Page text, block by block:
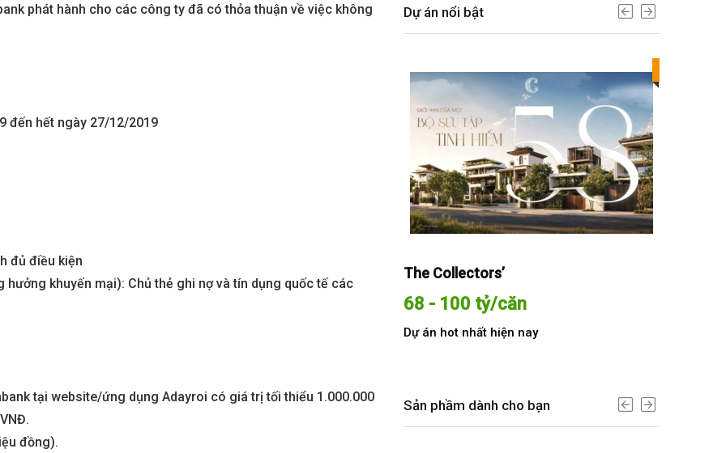
phát hành cho các công ty đã có thỏa thuận về việc không
đến hết ngày 27/12/2019
đủ điều kiện
khuyến mại): Chủ thẻ ghi nợ và tín dụng quốc tế các
tại website/ứng dụng Adayroi có giá trị tối thiểu 1.000.000
đồng).
Dự án nổi bật
The Collectors’
68 - 100 tỷ/căn
Dự án hot nhất hiện nay
Sản phầm dành cho bạn